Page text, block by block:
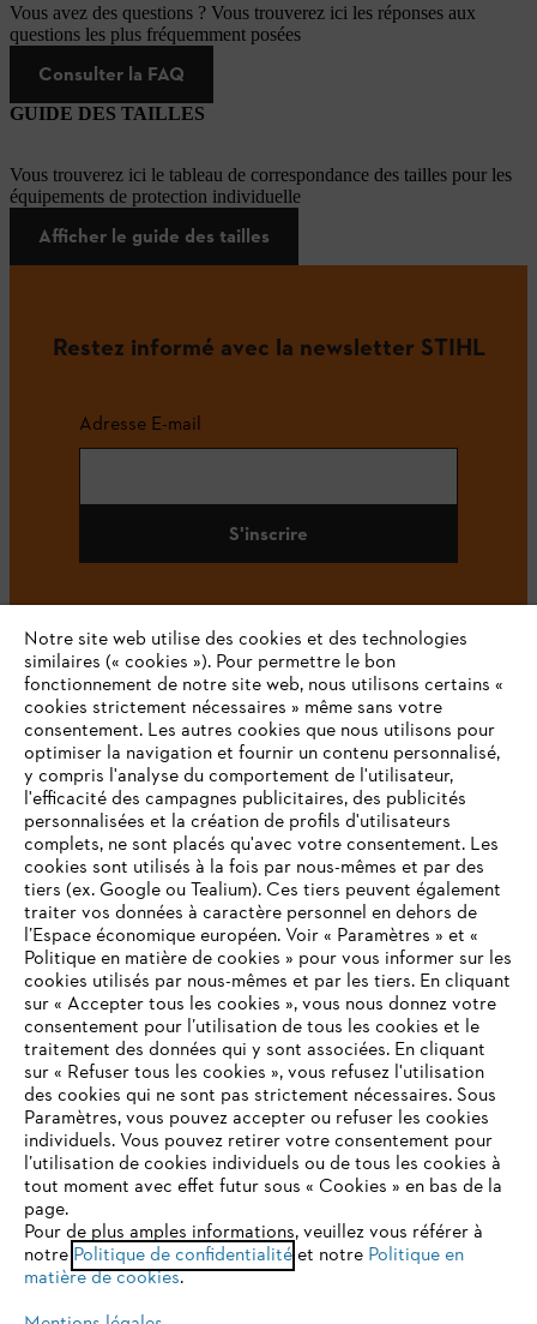
Vous avez des questions ? Vous trouverez ici les réponses aux
questions les plus fréquemment posées
Consulter la FAQ
GUIDE DES TAILLES
Vous trouverez ici le tableau de correspondance des tailles pour les
équipements de protection individuelle
Afficher le guide des tailles
Restez informé avec la newsletter STIHL
Adresse E-mail
S'inscrire
#STIHL
L'Entreprise
STIHL FAQ
Contact
Politique de protection des données
Mentions légales Utilisation des cookies
VOTRE NAVIGATEUR INTERNET
N'EST PLUS PRIS EN CHARGE
Vous utilisez un navigateur Internet que nous ne prenons plus
en charge, et certaines fonctionnalités de notre site ne
peuvent fonctionner correctement. Pour une utilisation
optimale de notre site, nous vous recommandons de passer à
l'un des navigateurs suivants :
Notre site web utilise des cookies et des technologies
similaires (« cookies »). Pour permettre le bon
fonctionnement de notre site web, nous utilisons certains «
cookies strictement nécessaires » même sans votre
consentement. Les autres cookies que nous utilisons pour
optimiser la navigation et fournir un contenu personnalisé,
y compris l'analyse du comportement de l'utilisateur,
l'efficacité des campagnes publicitaires, des publicités
personnalisées et la création de profils d'utilisateurs
complets, ne sont placés qu'avec votre consentement. Les
cookies sont utilisés à la fois par nous-mêmes et par des
tiers (ex. Google ou Tealium). Ces tiers peuvent également
traiter vos données à caractère personnel en dehors de
l’Espace économique européen. Voir « Paramètres » et «
Politique en matière de cookies » pour vous informer sur les
cookies utilisés par nous-mêmes et par les tiers. En cliquant
sur « Accepter tous les cookies », vous nous donnez votre
consentement pour l’utilisation de tous les cookies et le
traitement des données qui y sont associées. En cliquant
sur « Refuser tous les cookies », vous refusez l'utilisation
des cookies qui ne sont pas strictement nécessaires. Sous
Paramètres, vous pouvez accepter ou refuser les cookies
individuels. Vous pouvez retirer votre consentement pour
l’utilisation de cookies individuels ou de tous les cookies à
tout moment avec effet futur sous « Cookies » en bas de la
page.
Pour de plus amples informations, veuillez vous référer à
notre Politique de confidentialitéet notre Politique en
matière de cookies.